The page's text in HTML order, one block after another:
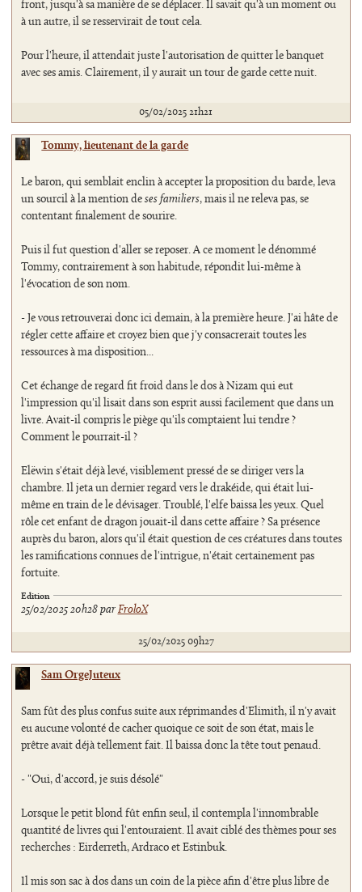
front, jusqu'à sa manière de se déplacer. Il savait qu'à un moment ou
à un autre, il se resservirait de tout cela.
Pour l'heure, il attendait juste l'autorisation de quitter le banquet
avec ses amis. Clairement, il y aurait un tour de garde cette nuit.
05/02/2025 21h21
Tommy, lieutenant de la garde
Le baron, qui semblait enclin à accepter la proposition du barde, leva
un sourcil à la mention de ses familiers, mais il ne releva pas, se
contentant finalement de sourire.
Puis il fut question d'aller se reposer. A ce moment le dénommé
Tommy, contrairement à son habitude, répondit lui-même à
l'évocation de son nom.
- Je vous retrouverai donc ici demain, à la première heure. J'ai hâte de
régler cette affaire et croyez bien que j'y consacrerait toutes les
ressources à ma disposition...
Cet échange de regard fit froid dans le dos à Nizam qui eut
l'impression qu'il lisait dans son esprit aussi facilement que dans un
livre. Avait-il compris le piège qu'ils comptaient lui tendre ?
Comment le pourrait-il ?
Elëwin s'était déjà levé, visiblement pressé de se diriger vers la
chambre. Il jeta un dernier regard vers le drakéide, qui était lui-
même en train de le dévisager. Troublé, l'elfe baissa les yeux. Quel
rôle cet enfant de dragon jouait-il dans cette affaire ? Sa présence
auprès du baron, alors qu'il était question de ces créatures dans toutes
les ramifications connues de l'intrigue, n'était certainement pas
fortuite.
Edition
25/02/2025 20h28 par FroloX
25/02/2025 09h27
Sam OrgeJuteux
Sam fût des plus confus suite aux réprimandes d'Elimith, il n'y avait
eu aucune volonté de cacher quoique ce soit de son état, mais le
prêtre avait déjà tellement fait. Il baissa donc la tête tout penaud.
- "Oui, d'accord, je suis désolé"
Lorsque le petit blond fût enfin seul, il contempla l'innombrable
quantité de livres qui l'entouraient. Il avait ciblé des thèmes pour ses
recherches : Eirderreth, Ardraco et Estinbuk.
Il mis son sac à dos dans un coin de la pièce afin d'être plus libre de